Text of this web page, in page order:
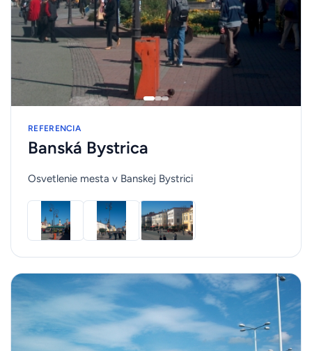
REFERENCIA
Banská Bystrica
Osvetlenie mesta v Banskej Bystrici